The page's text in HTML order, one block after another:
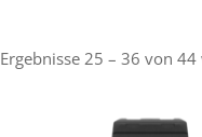
Ergebnisse 25 – 36 von